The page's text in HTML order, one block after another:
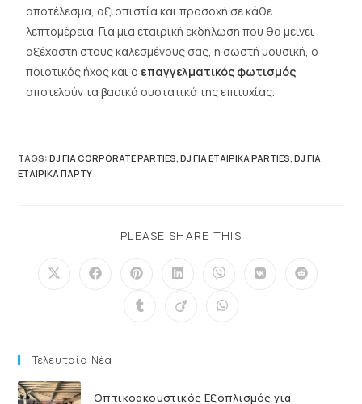
αποτέλεσμα, αξιοπιστία και προσοχή σε κάθε
λεπτομέρεια. Για μια εταιρική εκδήλωση που θα μείνει
αξέχαστη στους καλεσμένους σας, η σωστή μουσική, ο
ποιοτικός ήχος και ο επαγγελματικός φωτισμός
αποτελούν τα βασικά συστατικά της επιτυχίας.
TAGS:DJ ΓΙΑ CORPORATE PARTIES, DJ ΓΙΑ ΕΤΑΙΡΙΚΆ PARTIES, DJ ΓΙΑ
ΕΤΑΙΡΙΚΆ ΠΆΡΤΥ
PLEASE SHARE THIS
Τελευταία Νέα
Οπτικοακουστικός Εξοπλισμός για